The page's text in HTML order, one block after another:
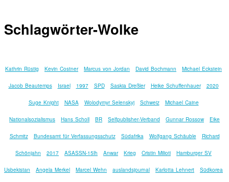
Schlagwörter-Wolke
Kathrin Rüstig Kevin Costner Marcus von Jordan David Bochmann Michael Eckstein
Jacob Beautemps Israel 1997 SPD Saskia Dreßler Heike Schuffenhauer 2020
Suge Knight NASA Wolodymyr Selenskyj Schweiz Michael Caine
Nationalsozialismus Hans Scholl BR Selfpublisher-Verband Gunnar Rossow Eike
Schmitz Bundesamt für Verfassungsschutz Südafrika Wolfgang Schäuble Richard
Schönjahn 2017 ASASSN-15lh Anwar Krieg Cristin Milioti Hamburger SV
Usbekistan Angela Merkel Marcel Wehn auslandsjournal Karlotta Lehnert Südkorea